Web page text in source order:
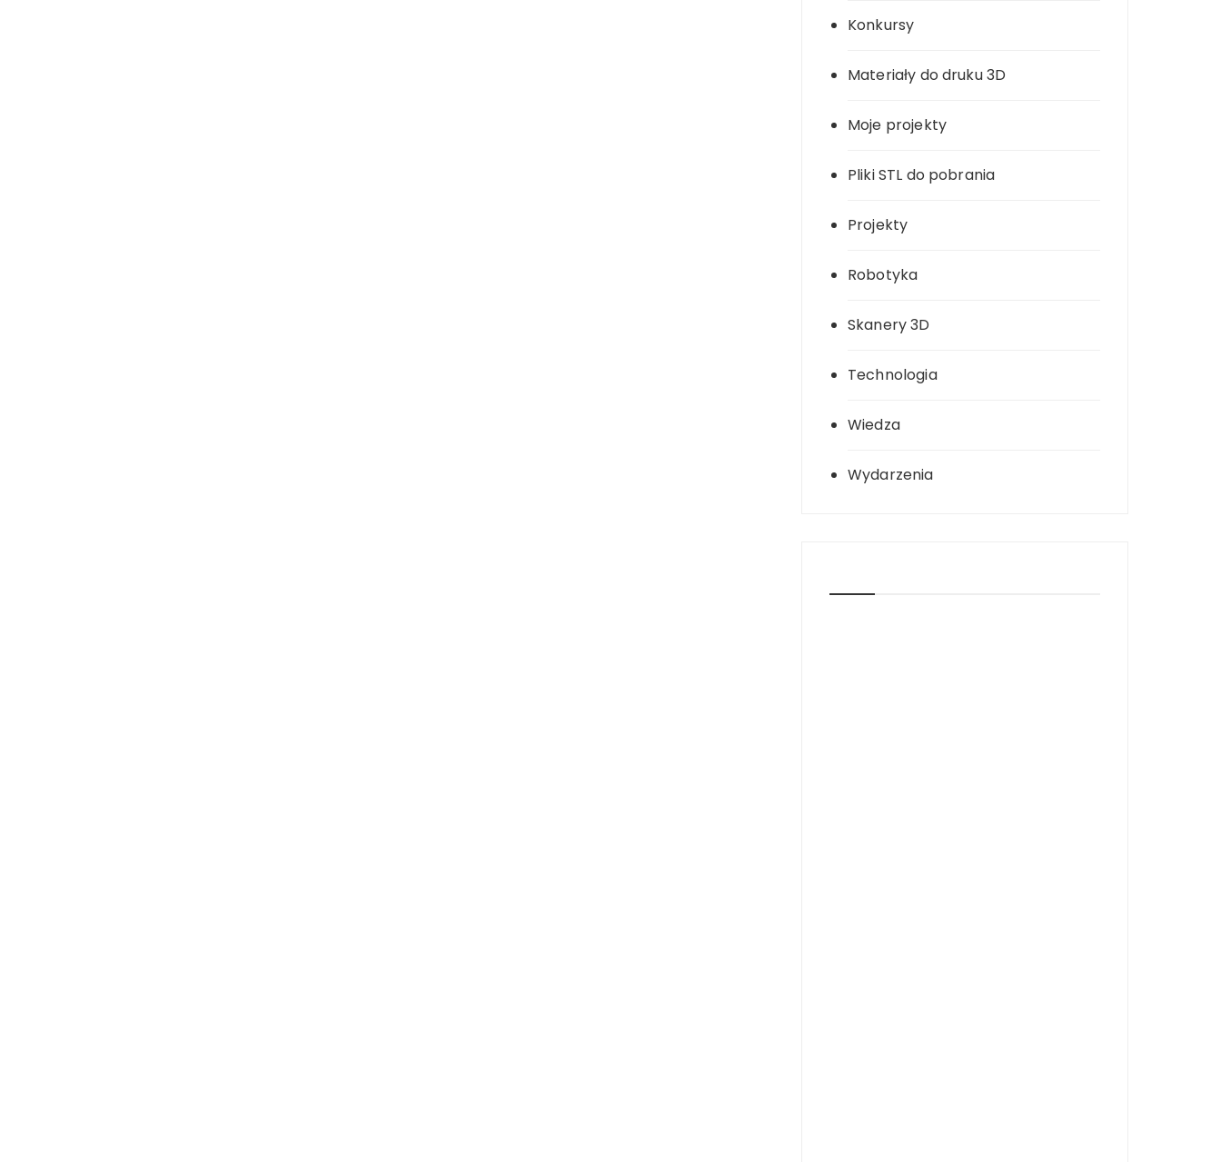
Konkursy
Materiały do druku 3D
Moje projekty
Pliki STL do pobrania
Projekty
Robotyka
Skanery 3D
Technologia
Wiedza
Wydarzenia